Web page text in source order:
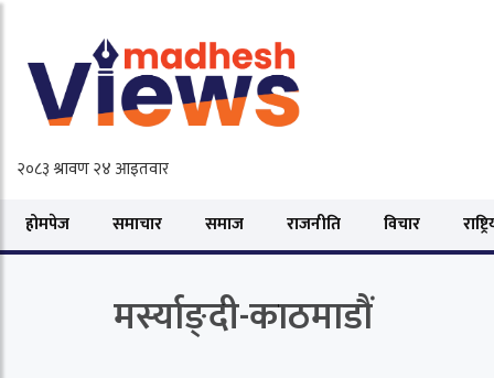
होमपेज समाचार समाज राजनीति विचार
मर्स्याङ्दी-काठमाडौं